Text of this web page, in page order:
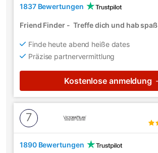
1837 Bewertungen
Friend Finder - Treffe dich und hab spaß
Finde heute abend heiße dates
Präzise partnervermittlung
Kostenlose anmeldung
7
1890 Bewertungen